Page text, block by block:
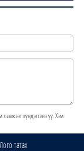
хүндэтгэнэ үү. Хэм
Лого татах